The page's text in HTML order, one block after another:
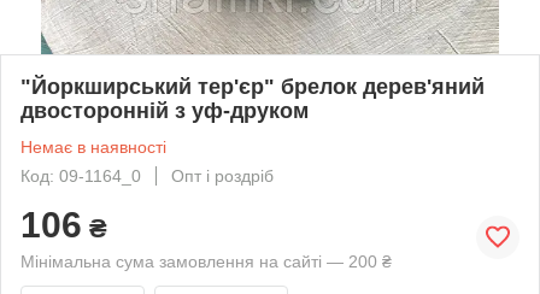
"Йоркширський тер'єр" брелок дерев'яний
двосторонній з уф-друком
Немає в наявності
Код: 09-1164_0
Опт і роздріб
106 ₴
Мінімальна сума замовлення на сайті — 200 ₴